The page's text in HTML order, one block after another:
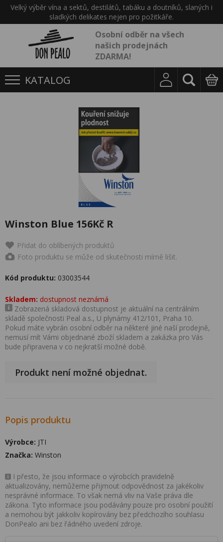
Velký výběr vína a sektů, destilátů, tabáku a doutníků, slaných i
sladkých delikates nejen pro požitkáře.
Osobní odběr na všech
našich prodejnách
ZDARMA!
KATALOG
Winston Blue 156Kč R
Přidat do oblíbených produktů
Foto produktu se může od skutečnosti mírně lišit.
Kód produktu: 03003544
Skladem: dostupnost neznámá
Zobrazená skladová dostupnost je aktuální na centrálním
skladě společnosti Peal a.s., U plynárny 412/101, Praha 10.
Pokud máte vybrán osobní odběr na některé jiné naší prodejně,
nemusí mít Vámi objednané zboží skladem a zakázka pro Vás
bude připravena v co nejkratší možné době.
Produkt není možné objednat.
Popis produktu
Výrobce: JTI
Značka: Winston
I přesto, že jsou informace o výrobcích pravidelně
aktualizovány, nemůžeme přijmout odpovědnost za jakékoliv
nesprávné informace. To však nemá vliv na Vaše práva dle
zákona. Tyto informace jsou podávány pouze pro osobní použití
a nemohou být jakkoliv kopírovány bez předchozího souhlasu
DonPealo ani bez řádného uvedení zdroje.